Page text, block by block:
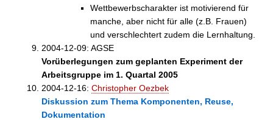
Wettbewerbscharakter ist motivierend für
manche, aber nicht für alle (z.B. Frauen)
und verschlechtert zudem die Lernhaltung.
2004-12-09: AGSE
Vorüberlegungen zum geplanten Experiment der
Arbeitsgruppe im 1. Quartal 2005
2004-12-16: Christopher Oezbek
Diskussion zum Thema Komponenten, Reuse,
Dokumentation